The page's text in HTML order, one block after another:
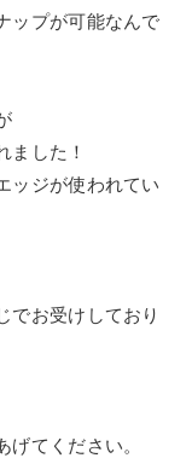
ップが可能なんで
ました！
ッジが使われてい
でお受けしており
てください。